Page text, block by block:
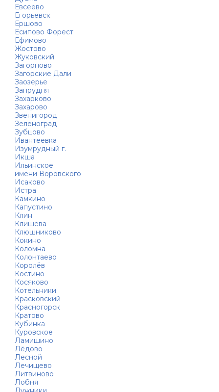
Евсеево
Егорьевск
Ершово
Есипово Форест
Ефимово
Жостово
Жуковский
Загорново
Загорские Дали
Заозерье
Запрудня
Захарково
Захарово
Звенигород
Зеленоград
Зубцово
Ивантеевка
Изумрудный г.
Икша
Ильинское
имени Воровского
Исаково
Истра
Камкино
Капустино
Клин
Клишева
Клюшниково
Кокино
Коломна
Колонтаево
Королёв
Костино
Косяково
Котельники
Красковский
Красногорск
Кратово
Кубинка
Куровское
Ламишино
Лёдово
Лесной
Лечищево
Литвиново
Лобня